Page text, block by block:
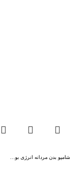
شامپو بدن مردانه انرژی بو…